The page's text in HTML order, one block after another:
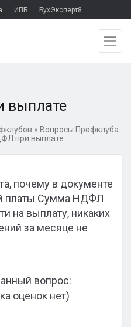
ИПБ БухЭксперт8
выплате
» Вопросы Профклуба
при выплате
почему в документе
платы Сумма НДФЛ
на выплату, никаких
за месяце не
вопрос:
оценок нет)